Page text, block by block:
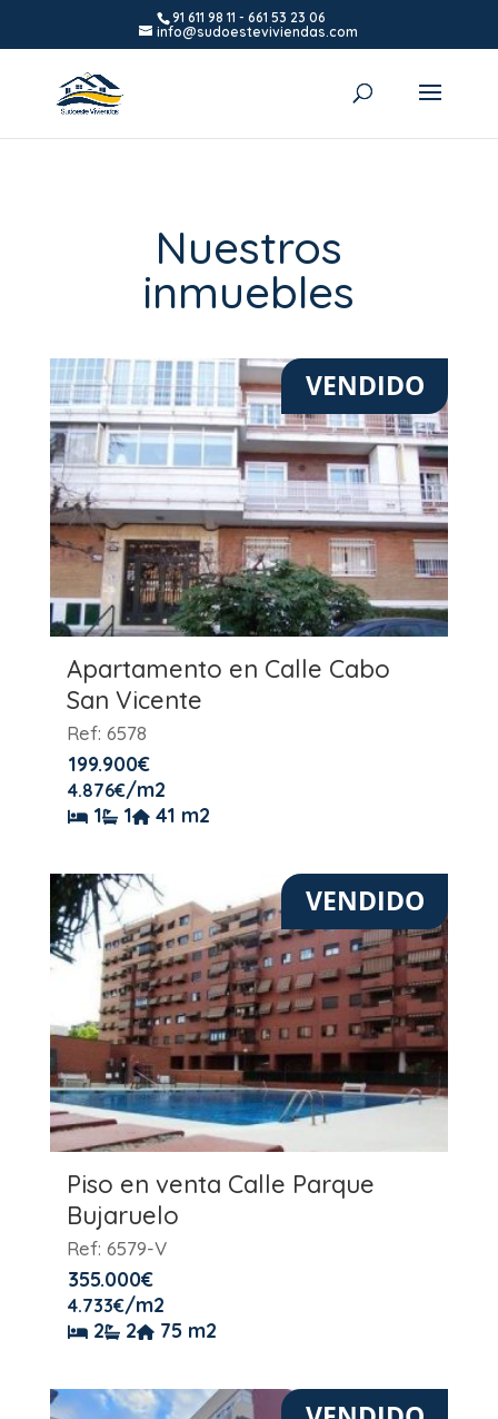
91 611 98 11 -661 53 23 06
info@sudoesteviviendas.com
Nuestros
inmuebles
VENDIDO
Apartamento en Calle Cabo
San Vicente
Ref: 6578
199.900€
4.876€/m2
1
1 41 m2
VENDIDO
Piso en venta Calle Parque
Bujaruelo
Ref: 6579-V
355.000€
4.733€/m2
2
2 75 m2